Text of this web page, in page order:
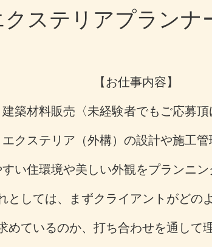
ステリアプランナ
【お仕事内容】
建築材料販売〈未経験者でもご応募頂
エクステリア（外構）の設計や施工管
い住環境や美しい外観をプランニン
としては、まずクライアントがどの
めているのか、打ち合わせを通して